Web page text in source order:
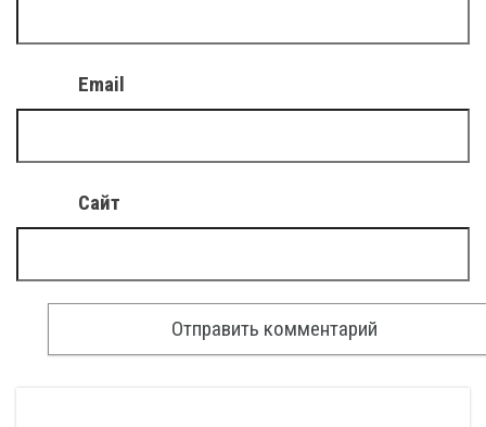
Email
Сайт